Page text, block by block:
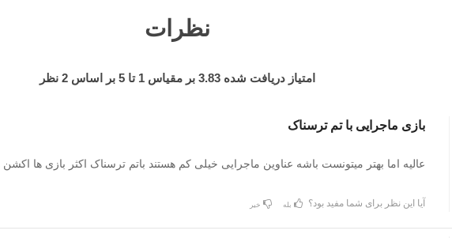
نظرات
امتیاز دریافت شده3.83 بر مقیاس1 تا5 بر اساس2 نظر
بازی ماجرایی با تم ترسناک
عالیه اما بهتر میتونست باشه عناوین ماجرایی خیلی کم هستند باتم ترسناک اکثر بازی ها
آیا این نظر برای شما مفید بود؟ بله خیر